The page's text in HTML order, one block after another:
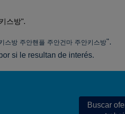
스방".
스방 주안핸플 주안건마 주안키스방".
si le resultan de interés.